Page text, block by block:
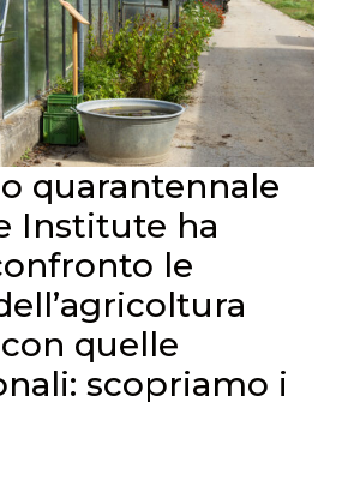
quarantennale
Institute ha
le
quelle
scopriamo i